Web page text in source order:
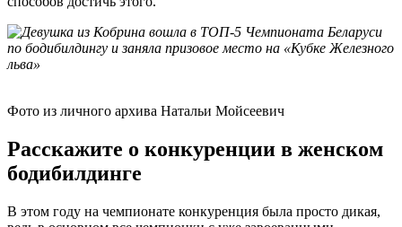
Фото из личного архива Натальи Мойсеевич
Расскажите о конкуренции в женском
бодибилдинге
В этом году на чемпионате конкуренция была просто дикая,